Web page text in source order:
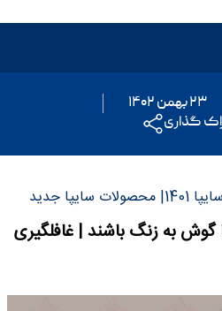
۲۳ بهمن ۱۴۰۲
گذاری
جدید
به زنگ باشند | غافلگیری